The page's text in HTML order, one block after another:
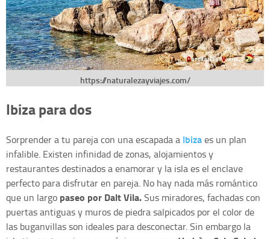
https://naturalezayviajes.com/
Ibiza para dos
Sorprender a tu pareja con una escapada a Ibizaes un plan
infalible. Existen infinidad de zonas, alojamientos y
restaurantes destinados a enamorar y la isla es el enclave
perfecto para disfrutar en pareja. No hay nada más romántico
que un largo paseo por Dalt Vila.Sus miradores, fachadas con
puertas antiguas y muros de piedra salpicados por el color de
las buganvillas son ideales para desconectar. Sin embargo la